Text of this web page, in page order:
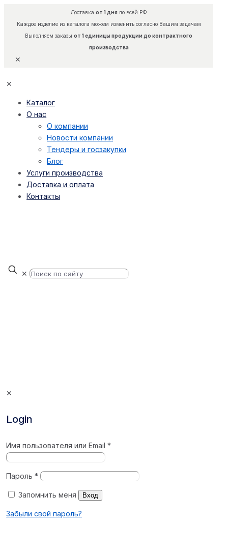
Доставка от 1 дняпо всей РФ
Каждое изделие из каталога можем изменить согласно Вашим задачам
Выполняем заказы от 1 единицы продукции до контрактного
производства
✕
✕
Каталог
О нас
О компании
Новости компании
Тендеры и госзакупки
Блог
Услуги производства
Доставка и оплата
Контакты
✕
✕
Login
Имя пользователя или Email*
Пароль*
Запомнить меня Вход
Забыли свой пароль?